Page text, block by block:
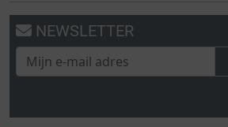
NEWSLETTER